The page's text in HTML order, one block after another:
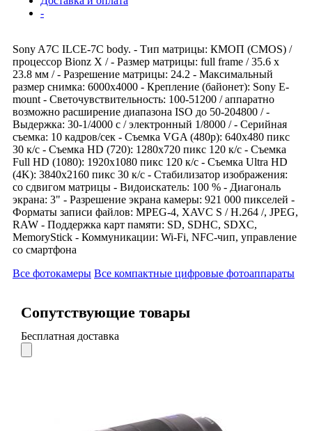
-
Sony A7C ILCE-7C body. - Тип матрицы: КМОП (CMOS) /
процессор Bionz X / - Размер матрицы: full frame / 35.6 x
23.8 мм / - Разрешение матрицы: 24.2 - Максимальный
размер снимка: 6000x4000 - Крепление (байонет): Sony E-
mount - Светочувствительность: 100-51200 / аппаратно
возможно расширение диапазона ISO до 50-204800 / -
Выдержка: 30-1/4000 с / электронный 1/8000 / - Серийная
съемка: 10 кадров/сек - Съемка VGA (480p): 640x480 пикс
30 к/с - Съемка HD (720): 1280x720 пикс 120 к/с - Съемка
Full HD (1080): 1920x1080 пикс 120 к/с - Съемка Ultra HD
(4K): 3840x2160 пикс 30 к/с - Стабилизатор изображения:
со сдвигом матрицы - Видоискатель: 100 % - Диагональ
экрана: 3" - Разрешение экрана камеры: 921 000 пикселей -
Форматы записи файлов: MPEG-4, XAVC S / H.264 /, JPEG,
RAW - Поддержка карт памяти: SD, SDHC, SDXC,
MemoryStick - Коммуникации: Wi-Fi, NFC-чип, управление
со смартфона
Все фотокамеры Все компактные цифровые фотоаппараты
Сопутствующие товары
Бесплатная доставка